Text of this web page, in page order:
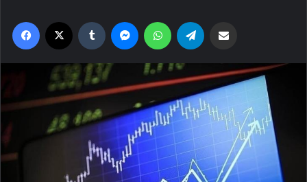
Facebook Tumblr MessengerWhatsApp